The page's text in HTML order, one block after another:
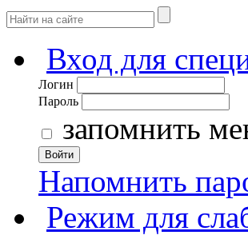
Вход для
Логин
Пароль
запомнить
Войти
Напомнить
Режим для